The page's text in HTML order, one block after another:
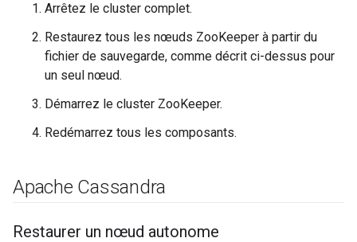
Arrêtez le cluster complet.
Restaurez tous les nœuds ZooKeeper à partir du
fichier de sauvegarde, comme décrit ci-dessus pour
un seul nœud.
Démarrez le cluster ZooKeeper.
Redémarrez tous les composants.
Apache Cassandra
Restaurer un nœud autonome